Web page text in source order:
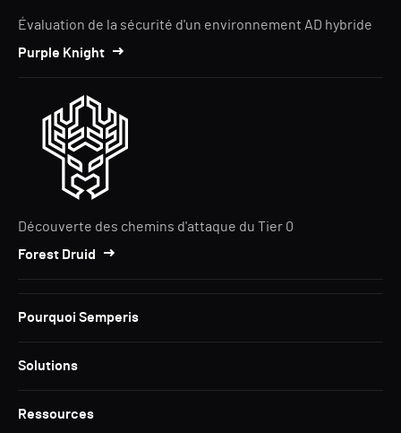
Évaluation de la sécurité d'un environnement AD hybride
Purple Knight
Découverte des chemins d'attaque du Tier 0
Forest Druid
Pourquoi Semperis
Solutions
Ressources